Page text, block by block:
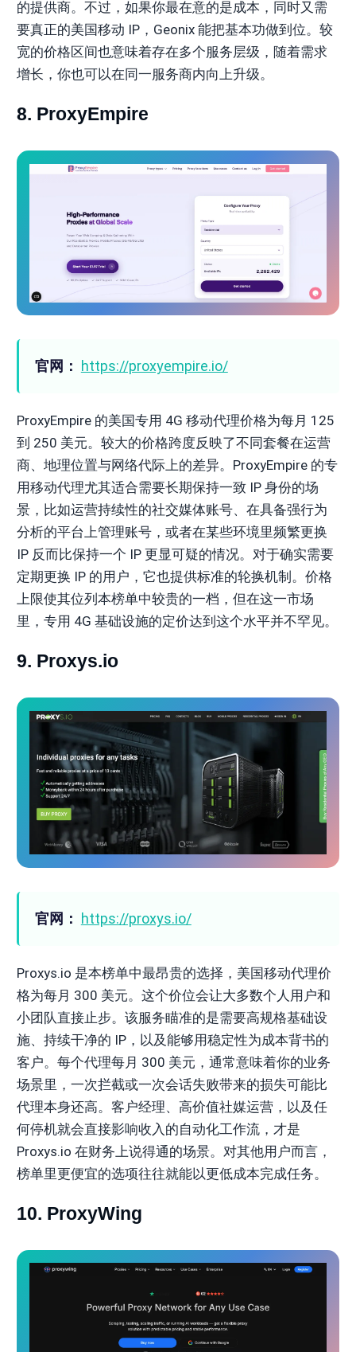
的提供商。不过，如果你最在意的是成本，同时又需
要真正的美国移动 IP，Geonix 能把基本功做到位。较
宽的价格区间也意味着存在多个服务层级，随着需求
增长，你也可以在同一服务商内向上升级。
8. ProxyEmpire
官网： https://proxyempire.io/
ProxyEmpire 的美国专用 4G 移动代理价格为每月 125
到 250 美元。较大的价格跨度反映了不同套餐在运营
商、地理位置与网络代际上的差异。ProxyEmpire 的专
用移动代理尤其适合需要长期保持一致 IP 身份的场
景，比如运营持续性的社交媒体账号、在具备强行为
分析的平台上管理账号，或者在某些环境里频繁更换
IP 反而比保持一个 IP 更显可疑的情况。对于确实需要
定期更换 IP 的用户，它也提供标准的轮换机制。价格
上限使其位列本榜单中较贵的一档，但在这一市场
里，专用 4G 基础设施的定价达到这个水平并不罕见。
9. Proxys.io
官网： https://proxys.io/
Proxys.io 是本榜单中最昂贵的选择，美国移动代理价
格为每月 300 美元。这个价位会让大多数个人用户和
小团队直接止步。该服务瞄准的是需要高规格基础设
施、持续干净的 IP，以及能够用稳定性为成本背书的
客户。每个代理每月 300 美元，通常意味着你的业务
场景里，一次拦截或一次会话失败带来的损失可能比
代理本身还高。客户经理、高价值社媒运营，以及任
何停机就会直接影响收入的自动化工作流，才是
Proxys.io 在财务上说得通的场景。对其他用户而言，
榜单里更便宜的选项往往就能以更低成本完成任务。
10. ProxyWing